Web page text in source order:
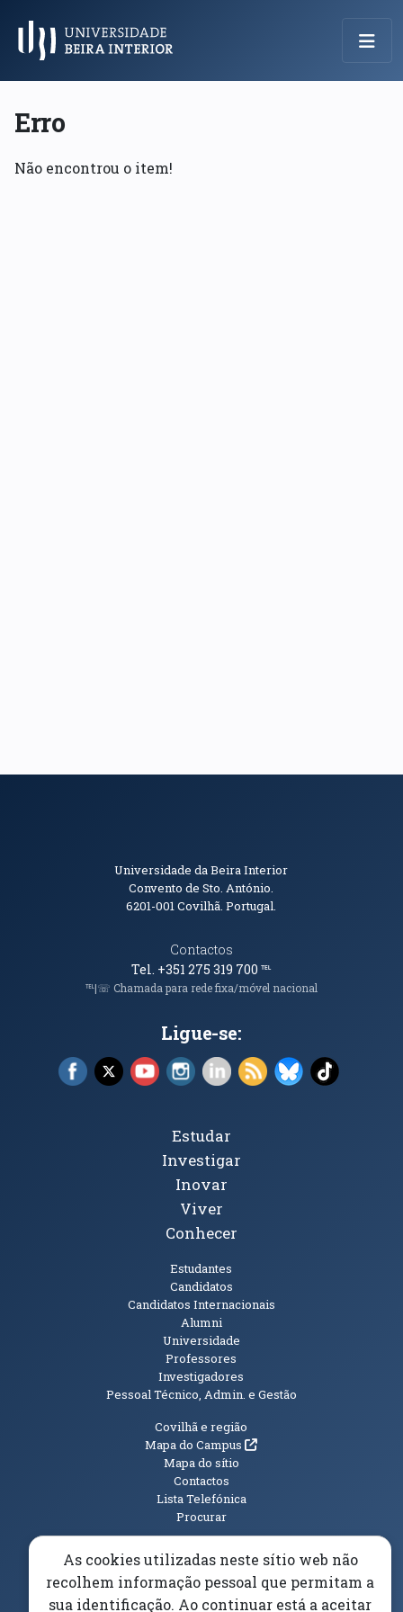
Menu Principal
Erro
Não encontrou o item!
Informações de Contacto
Universidade da Beira Interior
Convento de Sto. António.
6201-001Covilhã. Portugal.
Contactos
Tel. +351 275 319 700℡
℡|☏ Chamada para rede fixa/móvel nacional
Ligue-se:
Facebook (abre em nova janela)
X (abre em nova janela)
YouTube (abre em nova janela)
Instagram (abre em nova janela)
LinkedIn (abre em nova
RSS (abre em nova
Bluesky (abre
TikTok
Tópicos Principais
Estudar
Investigar
Inovar
Viver
Conhecer
Estudantes
Candidatos
Candidatos Internacionais
Alumni
Universidade
Professores
Investigadores
Pessoal Técnico, Admin. e Gestão
Informações Adicionais
Covilhã e região
Mapa do Campus(abre em nova janela)
Mapa do sítio
Contactos
Lista Telefónica
Procurar
Elogios, Sugestões e Reclamações Livro Amarelo(abre em
As cookies utilizadas neste sítio web não
recolhem informação pessoal que permitam a
sua identificação. Ao continuar está a aceitar